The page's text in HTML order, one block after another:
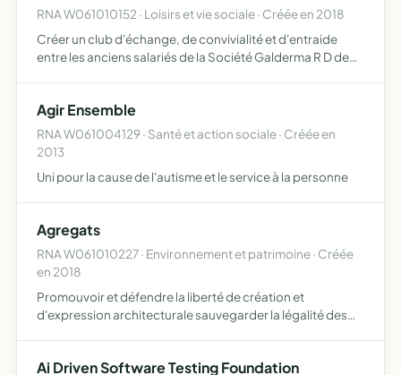
RNA W061010152 · Loisirs et vie sociale · Créée en 2018
Créer un club d'échange, de convivialité et d'entraide
entre les anciens salariés de la Société Galderma R D de
Agir Ensemble
RNA W061004129 · Santé et action sociale · Créée en
2013
Uni pour la cause de l'autisme et le service à la personne
Agregats
RNA W061010227 · Environnement et patrimoine · Créée
en 2018
Promouvoir et défendre la liberté de création et
d'expression architecturale sauvegarder la légalité des
Ai Driven Software Testing Foundation